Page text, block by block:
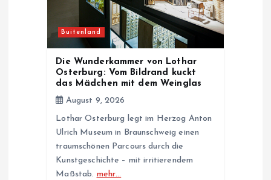
Buitenland
Die Wunderkammer von Lothar
Osterburg: Vom Bildrand kuckt
das Mädchen mit dem Weinglas
August 9, 2026
Lothar Osterburg legt im Herzog Anton
Ulrich Museum in Braunschweig einen
traumschönen Parcours durch die
Kunstgeschichte – mit irritierendem
Maßstab. mehr…